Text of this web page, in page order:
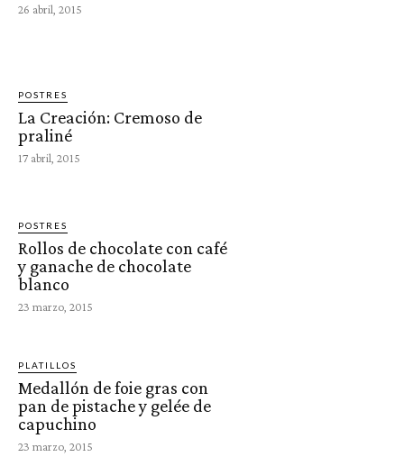
26 abril, 2015
POSTRES
La Creación: Cremoso de
praliné
17 abril, 2015
POSTRES
Rollos de chocolate con café
y ganache de chocolate
blanco
23 marzo, 2015
PLATILLOS
Medallón de foie gras con
pan de pistache y gelée de
capuchino
23 marzo, 2015